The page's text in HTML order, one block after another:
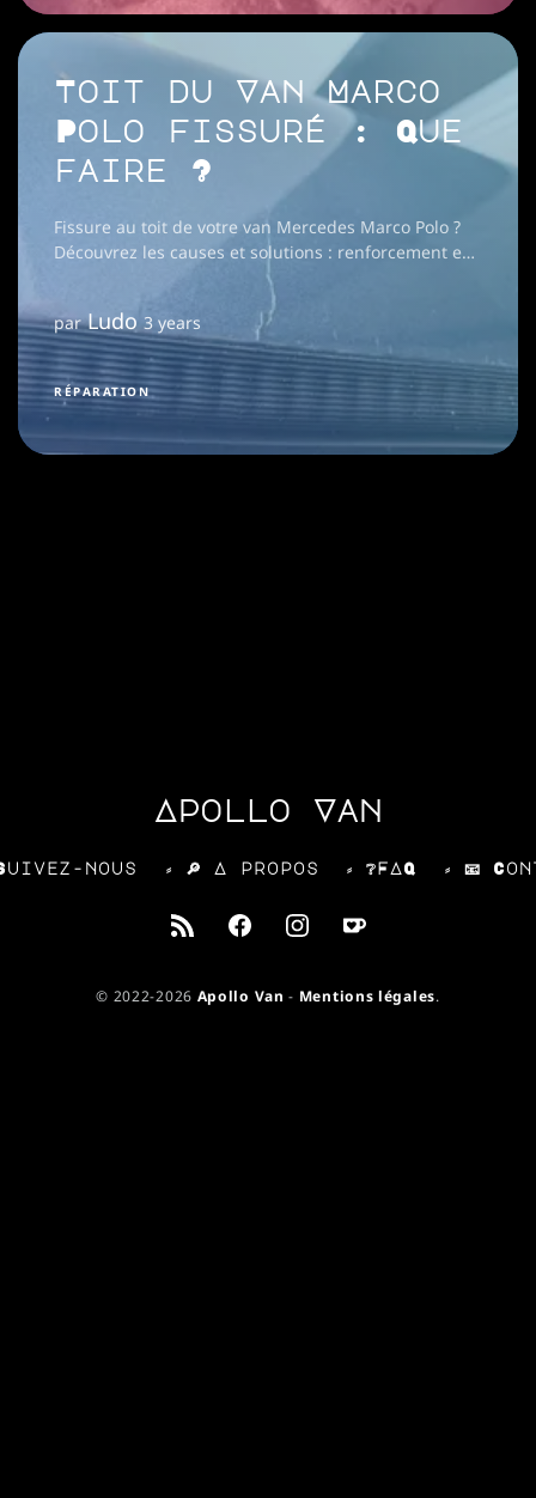
Toit du Van Marco
Polo fissuré : Que
faire ?
Fissure au toit de votre van Mercedes Marco Polo ?
Découvrez les causes et solutions : renforcement en
KEVLAR®/carbone, plaque d'acier ou barres en
parLudo 3 years
RÉPARATION
Apollo Van
nous ⸗ 🔎 A propos ⸗ ❔FAQ ⸗ 📧
© 2022-2026 Apollo Van - Mentions légales.